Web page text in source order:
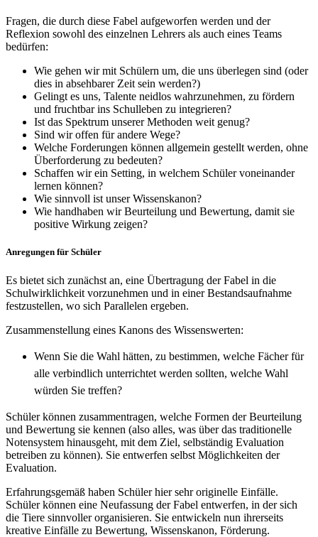
Fragen, die durch diese Fabel aufgeworfen werden und der
Reflexion sowohl des einzelnen Lehrers als auch eines Teams
bedürfen:
Wie gehen wir mit Schülern um, die uns überlegen sind (oder
dies in absehbarer Zeit sein werden?)
Gelingt es uns, Talente neidlos wahrzunehmen, zu fördern
und fruchtbar ins Schulleben zu integrieren?
Ist das Spektrum unserer Methoden weit genug?
Sind wir offen für andere Wege?
Welche Forderungen können allgemein gestellt werden, ohne
Überforderung zu bedeuten?
Schaffen wir ein Setting, in welchem Schüler voneinander
lernen können?
Wie sinnvoll ist unser Wissenskanon?
Wie handhaben wir Beurteilung und Bewertung, damit sie
positive Wirkung zeigen?
Anregungen für Schüler
Es bietet sich zunächst an, eine Übertragung der Fabel in die
Schulwirklichkeit vorzunehmen und in einer Bestandsaufnahme
festzustellen, wo sich Parallelen ergeben.
Zusammenstellung eines Kanons des Wissenswerten:
Wenn Sie die Wahl hätten, zu bestimmen, welche Fächer für
alle verbindlich unterrichtet werden sollten, welche Wahl
würden Sie treffen?
Schüler können zusammentragen, welche Formen der Beurteilung
und Bewertung sie kennen (also alles, was über das traditionelle
Notensystem hinausgeht, mit dem Ziel, selbständig Evaluation
betreiben zu können). Sie entwerfen selbst Möglichkeiten der
Evaluation.
Erfahrungsgemäß haben Schüler hier sehr originelle Einfälle.
Schüler können eine Neufassung der Fabel entwerfen, in der sich
die Tiere sinnvoller organisieren. Sie entwickeln nun ihrerseits
kreative Einfälle zu Bewertung, Wissenskanon, Förderung.